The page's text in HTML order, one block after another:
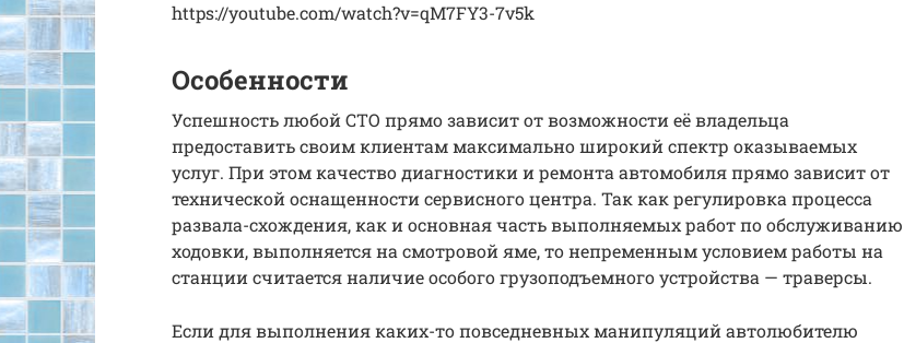
https://youtube.com/watch?v=qM7FY3-7v5k
Особенности
Успешность любой СТО прямо зависит от возможности её владельца
предоставить своим клиентам максимально широкий спектр оказываемых
услуг. При этом качество диагностики и ремонта автомобиля прямо зависит от
технической оснащенности сервисного центра. Так как регулировка процесса
развала-схождения, как и основная часть выполняемых работ по обслуживанию
ходовки, выполняется на смотровой яме, то непременным условием работы на
станции считается наличие особого грузоподъемного устройства — траверсы.
Если для выполнения каких-то повседневных манипуляций автолюбителю